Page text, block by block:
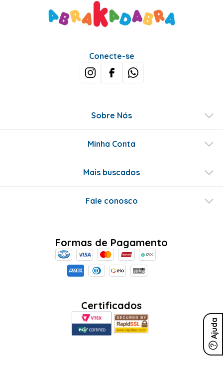
Ajuda
Conecte-se
Sobre Nós
Minha Conta
Mais buscados
Fale conosco
Formas de Pagamento
Certificados